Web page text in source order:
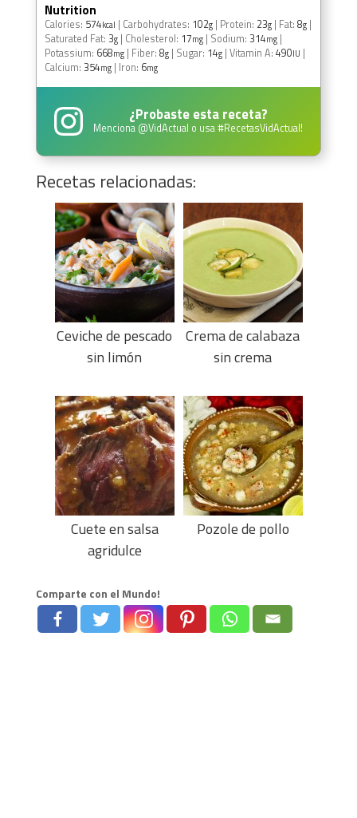
Nutrition
Calories: 574kcal | Carbohydrates: 102g| Protein: 23g| Fat: 8g|
Saturated Fat: 3g| Cholesterol: 17mg| Sodium: 314mg|
Potassium: 668mg| Fiber: 8g| Sugar: 14g| Vitamin A: 490IU |
Calcium: 354mg| Iron: 6mg
¿Probaste esta receta?
Menciona @VidActual o usa#RecetasVidActual!
Recetas relacionadas:
Ceviche de pescado
sin limón
Crema de calabaza
sin crema
Cuete en salsa
agridulce
Pozole de pollo
Comparte con el Mundo!